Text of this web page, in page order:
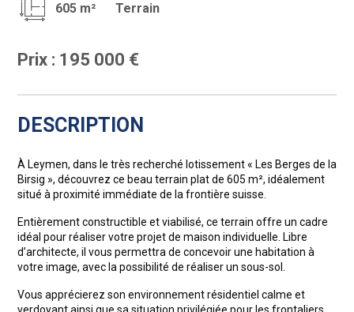
605 m² Terrain
Prix : 195 000 €
DESCRIPTION
À Leymen, dans le très recherché lotissement « Les Berges de la
Birsig », découvrez ce beau terrain plat de 605 m², idéalement
situé à proximité immédiate de la frontière suisse.
Entièrement constructible et viabilisé, ce terrain offre un cadre
idéal pour réaliser votre projet de maison individuelle. Libre
d’architecte, il vous permettra de concevoir une habitation à
votre image, avec la possibilité de réaliser un sous-sol.
Vous apprécierez son environnement résidentiel calme et
verdoyant ainsi que sa situation privilégiée pour les frontaliers.